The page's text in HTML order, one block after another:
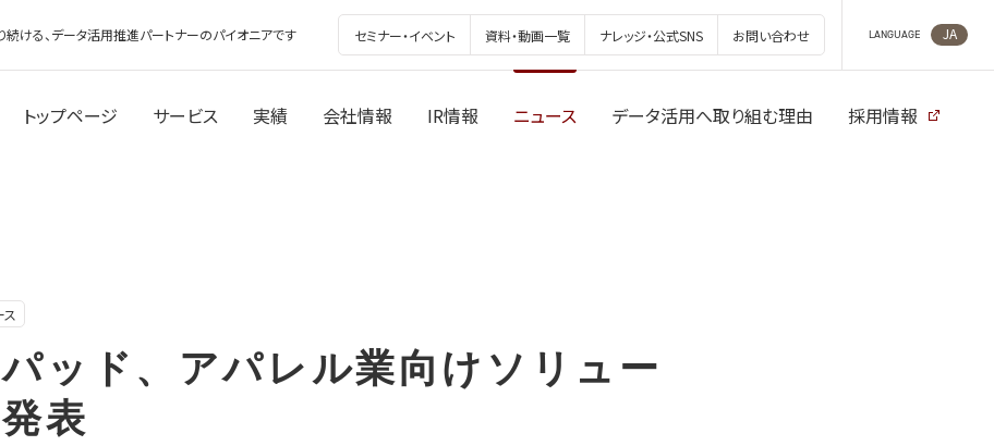
ける、データ活用推進パートナーのパイオニアです セミナー・イベント 資料・動画一覧 ナレッジ・公式SNS お問い合わせ LANGUAGE JA
トップページ サービス 実績 会社情報 IR情報 ニュース データ活用へ取り組む理由 採用情報
ス
ッド、アパレル業向けソリュー
表